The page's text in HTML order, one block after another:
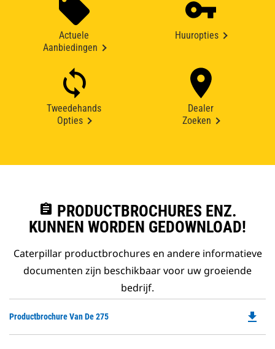
Actuele
Aanbiedingen
Huuropties
Tweedehands
Opties
Dealer
Zoeken
assignment PRODUCTBROCHURES ENZ.
KUNNEN WORDEN GEDOWNLOAD!
Caterpillar productbrochures en andere informatieve
documenten zijn beschikbaar voor uw groeiende
bedrijf.
Productbrochure Van De 275 file_download